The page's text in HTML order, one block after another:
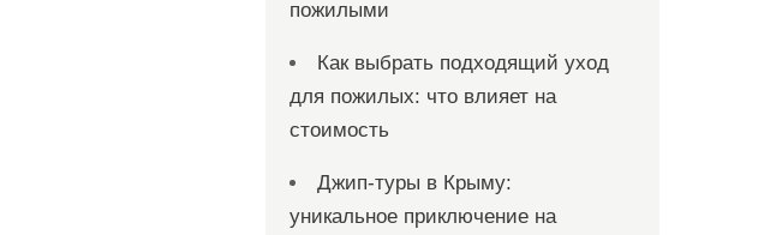
пожилыми
Как выбрать подходящий уход
для пожилых: что влияет на
стоимость
Джип-туры в Крыму:
уникальное приключение на